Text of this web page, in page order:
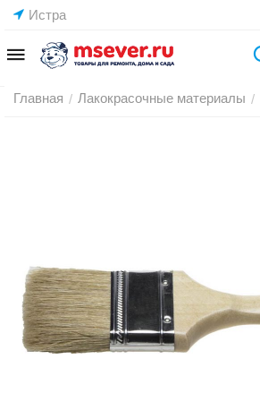
Истра
Главная / Лакокрасочные материалы /